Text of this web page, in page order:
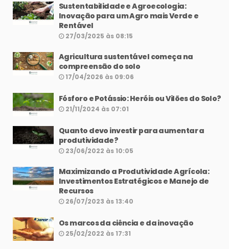
Sustentabilidade e Agroecologia:
Inovação para um Agro mais Verde e
Rentável
27/03/2025 às 08:15
Agricultura sustentável começa na
compreensão do solo
17/04/2026 às 09:06
Fósforo e Potássio: Heróis ou Vilões do Solo?
21/11/2024 às 07:01
Quanto devo investir para aumentar a
produtividade?
23/06/2022 às 10:05
Maximizando a Produtividade Agrícola:
Investimentos Estratégicos e Manejo de
Recursos
26/07/2023 às 13:40
Os marcos da ciência e da inovação
25/02/2022 às 17:31